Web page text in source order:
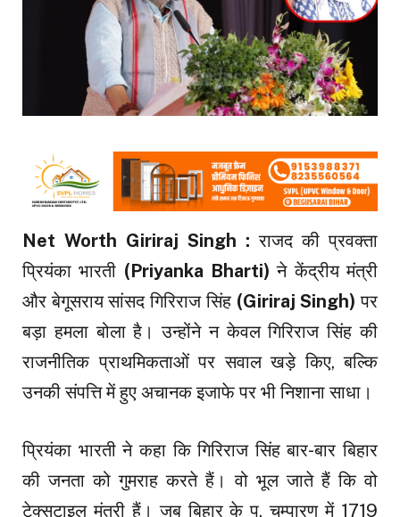
Net Worth Giriraj Singh :राजद की प्रवक्ता
प्रियंका भारती (Priyanka Bharti)ने केंद्रीय मंत्री
और बेगूसराय सांसद गिरिराज सिंह (Giriraj Singh)पर
बड़ा हमला बोला है। उन्होंने न केवल गिरिराज सिंह की
राजनीतिक प्राथमिकताओं पर सवाल खड़े किए, बल्कि
उनकी संपत्ति में हुए अचानक इजाफे पर भी निशाना साधा।
प्रियंका भारती ने कहा कि गिरिराज सिंह बार-बार बिहार
की जनता को गुमराह करते हैं। वो भूल जाते हैं कि वो
टेक्सटाइल मंत्री हैं। जब बिहार के प. चम्पारण में 1719